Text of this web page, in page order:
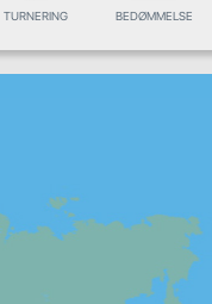
TURNERING BEDØMMELSE